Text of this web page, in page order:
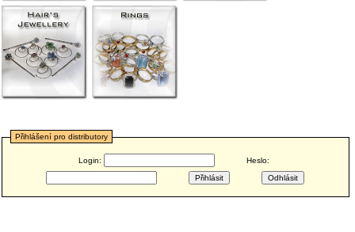
Přihlášení pro distributory
Login: Heslo: